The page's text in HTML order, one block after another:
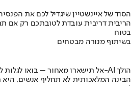
הסוד של איינשטיין שיגדיל לכם את
הריבית דריבית עובדת לטובתכם רק אם
בטוח
בשיתוף מנורה מבטחים
אל תישארו מאחור – בואו לגלות לאן ה-AI הולך
הבינה המלאכותית לא תחליף אנשים,